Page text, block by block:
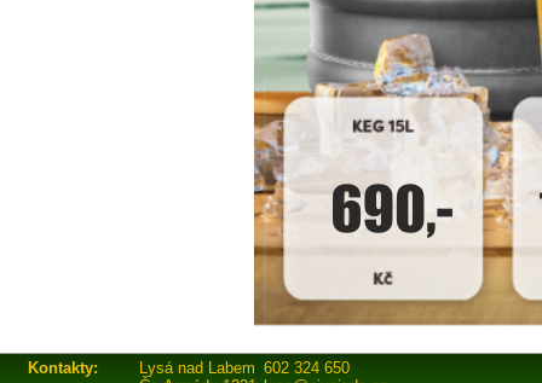
Kontakty: Lysá nad Labem 602 324 650